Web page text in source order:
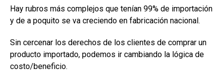
Hay rubros más complejos que tenían 99% de importación
y de a poquito se va creciendo en fabricación nacional.
Sin cercenar los derechos de los clientes de comprar un
producto importado, podemos ir cambiando la lógica de
costo/beneficio.